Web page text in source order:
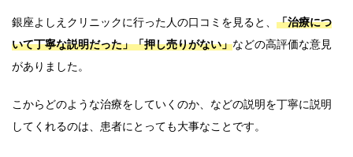
銀座よしえクリニックに行った人の口コミを見ると、 「治療につ
いて丁寧な説明だった」「押し売りがない」などの高評価な意見
がありました。
こからどのような治療をしていくのか、などの説明を丁寧に説明
してくれるのは、患者にとっても大事なことです。